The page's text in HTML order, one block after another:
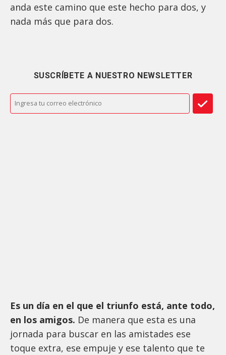
anda este camino que este hecho para dos, y
nada más que para dos.
SUSCRÍBETE A NUESTRO NEWSLETTER
Es un día en el que el triunfo está, ante todo,
en los amigos. De manera que esta es una
jornada para buscar en las amistades ese
toque extra, ese empuje y ese talento que te